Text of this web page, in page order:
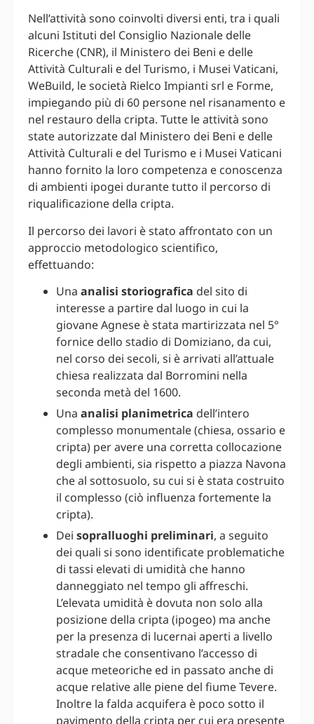
Nell’attività sono coinvolti diversi enti, tra i quali
alcuni Istituti del Consiglio Nazionale delle
Ricerche (CNR), il Ministero dei Beni e delle
Attività Culturali e del Turismo, i Musei Vaticani,
WeBuild, le società Rielco Impianti srl e Forme,
impiegando più di 60 persone nel risanamento e
nel restauro della cripta. Tutte le attività sono
state autorizzate dal Ministero dei Beni e delle
Attività Culturali e del Turismo e i Musei Vaticani
hanno fornito la loro competenza e conoscenza
di ambienti ipogei durante tutto il percorso di
riqualificazione della cripta.
Il percorso dei lavori è stato affrontato con un
approccio metodologico scientifico,
effettuando:
Una analisi storiografica del sito di
interesse a partire dal luogo in cui la
giovane Agnese è stata martirizzata nel 5°
fornice dello stadio di Domiziano, da cui,
nel corso dei secoli, si è arrivati all’attuale
chiesa realizzata dal Borromini nella
seconda metà del 1600.
Una analisi planimetrica dell’intero
complesso monumentale (chiesa, ossario e
cripta) per avere una corretta collocazione
degli ambienti, sia rispetto a piazza Navona
che al sottosuolo, su cui si è stata costruito
il complesso (ciò influenza fortemente la
cripta).
Dei sopralluoghi preliminari, a seguito
dei quali si sono identificate problematiche
di tassi elevati di umidità che hanno
danneggiato nel tempo gli affreschi.
L’elevata umidità è dovuta non solo alla
posizione della cripta (ipogeo) ma anche
per la presenza di lucernai aperti a livello
stradale che consentivano l’accesso di
acque meteoriche ed in passato anche di
acque relative alle piene del fiume Tevere.
Inoltre la falda acquifera è poco sotto il
pavimento della cripta per cui era presente